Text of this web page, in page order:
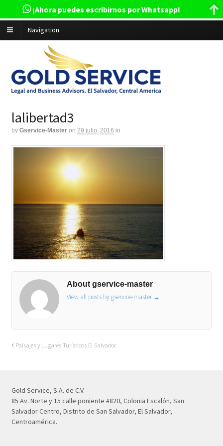
Navigation
lalibertad3
by Gservice-Master on 29 julio, 2016 in
About gservice-master
View all posts by gservice-master →
Paisajes y Lugares Turísticos El Salvador
Gold Service, S.A. de C.V.
85 Av. Norte y 15 calle poniente #820, Colonia Escalón, San
Salvador Centro, Distrito de San Salvador, El Salvador,
Centroamérica.
¡Ahora puedes escribirnos por Whatsapp!